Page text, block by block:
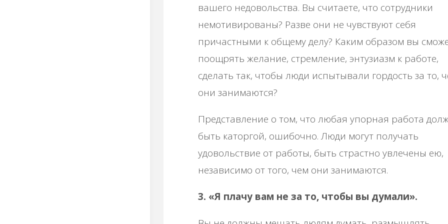
вашего недовольства. Вы считаете, что сотрудники
немотивированы? Разве они не чувствуют себя
причастными к общему делу? Каким образом вы
поощрять желание, стремление, энтузиазм к работе,
сделать так, чтобы люди испытывали гордость за то,
они занимаются?
Представление о том, что любая упорная работа
быть каторгой, ошибочно. Люди могут получать
удовольствие от работы, быть страстно увлечены ею,
независимо от того, чем они занимаются.
3. «Я плачу вам не за то, чтобы вы думали».